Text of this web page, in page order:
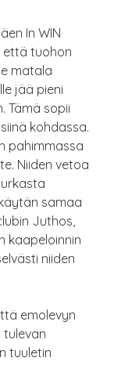
In WIN
että tuohon
matala
jää pieni
Tämä sopii
kohdassa.
pahimmassa
Niiden vetoa
samaa
Juthos,
kaapeloinnin
niiden
emolevyn
tuuletin